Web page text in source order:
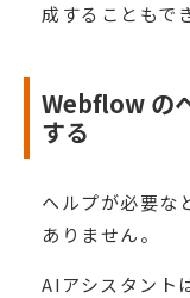
成することもで
Webflow の
する
ヘルプが必要な
ありません。
AIアシスタント